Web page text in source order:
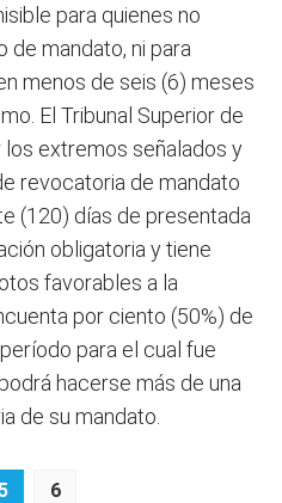
para quienes no
de mandato, ni para
menos de seis (6) meses
El Tribunal Superior de
extremos señalados y
revocatoria de mandato
(120) días de presentada
obligatoria y tiene
favorables a la
por ciento (50%) de
para el cual fue
hacerse más de una
de su mandato.
6